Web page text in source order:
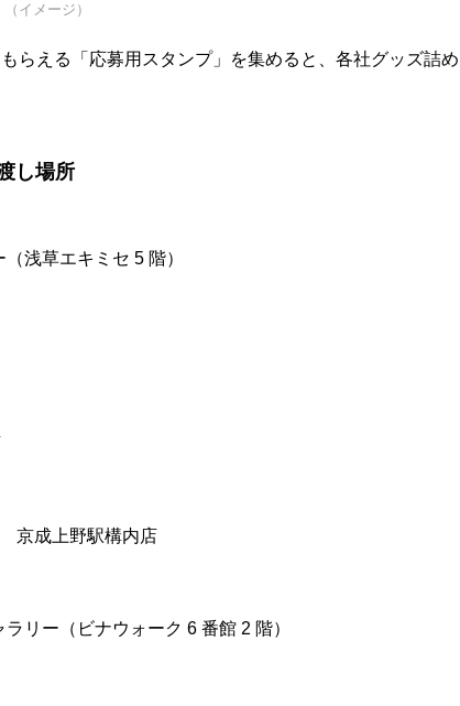
イメージ）
らえる「応募用スタンプ」を集めると、各社グッズ詰め
し場所
浅草エキミセ 5 階）
京成上野駅構内店
リー（ビナウォーク 6 番館 2 階）